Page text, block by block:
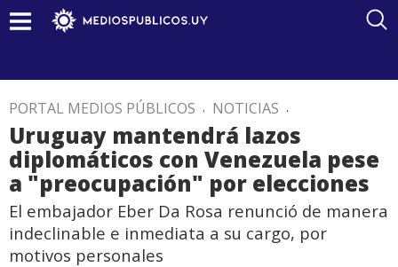
PORTAL MEDIOS PÚBLICOS . NOTICIAS .
Uruguay mantendrá lazos
diplomáticos con Venezuela pese
a "preocupación" por elecciones
El embajador Eber Da Rosa renunció de manera
indeclinable e inmediata a su cargo, por
motivos personales